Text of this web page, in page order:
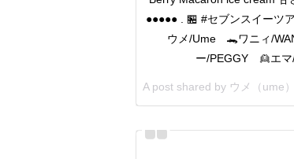
●●●●● . 🏪 #セブンスイーツ
ウメ/Ume 🐊ワニィ/
ー/PEGGY 👱エマ
A post shared by ウメ（ume）